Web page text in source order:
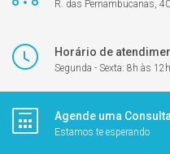
R. das Pernambucanas,
Horário de
Segunda - Sexta: 8h às
Agende uma Consulta
Estamos te esperando